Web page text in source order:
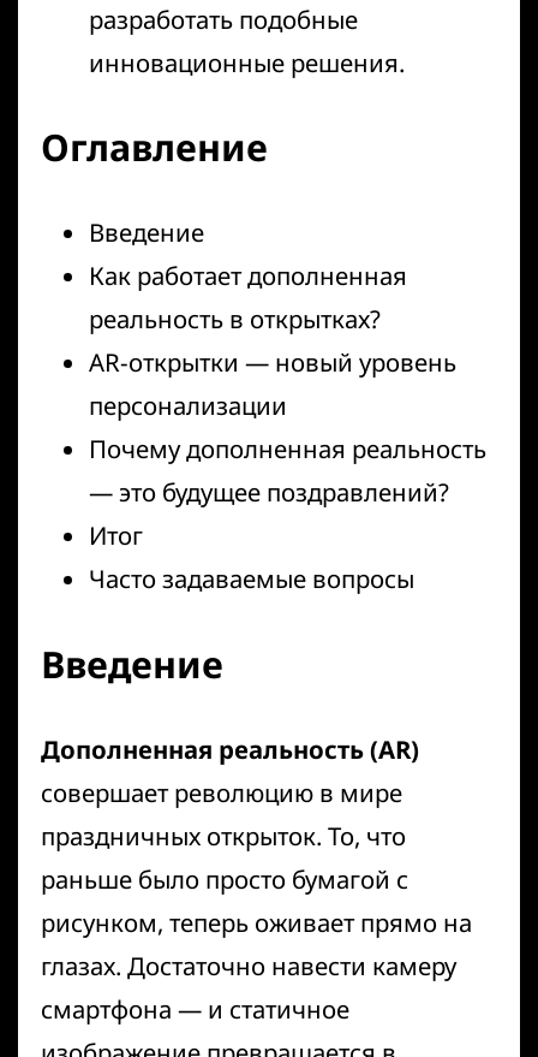
разработать подобные
инновационные решения.
Оглавление
Введение
Как работает дополненная
реальность в открытках?
AR-открытки — новый уровень
персонализации
Почему дополненная реальность
— это будущее поздравлений?
Итог
Часто задаваемые вопросы
Введение
Дополненная реальность (AR)
совершает революцию в мире
праздничных открыток. То, что
раньше было просто бумагой с
рисунком, теперь оживает прямо на
глазах. Достаточно навести камеру
смартфона — и статичное